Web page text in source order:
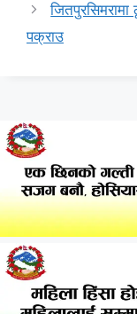
पक्राउ